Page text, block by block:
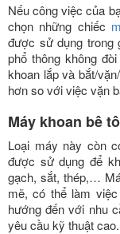
Nếu công việc của
chọn những chiếc
được sử dụng trong
phổ thông không
khoan lắp và bắt/
hơn so với việc vặn
Máy khoan bê
Loại máy này còn
được sử dụng để
gạch, sắt, thép,…
mẽ, có thể làm
hướng đến với nhu
yêu cầu kỹ thuật cao.